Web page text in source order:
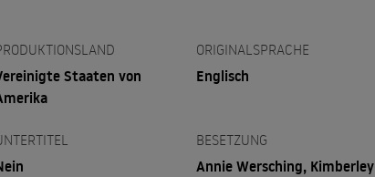
Staaten von
ORIGINALSPRACHE
Englisch
BESETZUNG
Annie Wersching, Kimberley